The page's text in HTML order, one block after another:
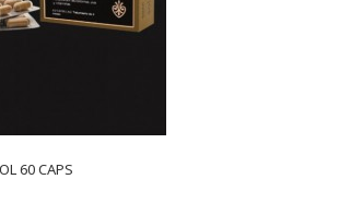
60 CAPS